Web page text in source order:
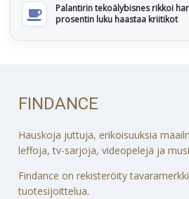
Palantirin tekoälybisnes rikkoi
prosentin luku haastaa kriitikot
FINDANCE
Hauskoja juttuja, erikoisuuksia
leffoja, tv-sarjoja, videopelejä ja
Findance on rekisteröity
tuotesijoittelua.